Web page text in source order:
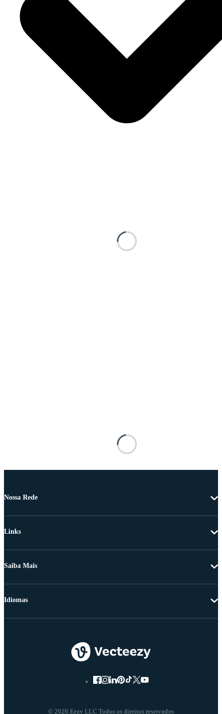
Nossa Rede
Links
Saiba Mais
© 2026 Eezy LLC Todos os direitos reservados
Idiomas